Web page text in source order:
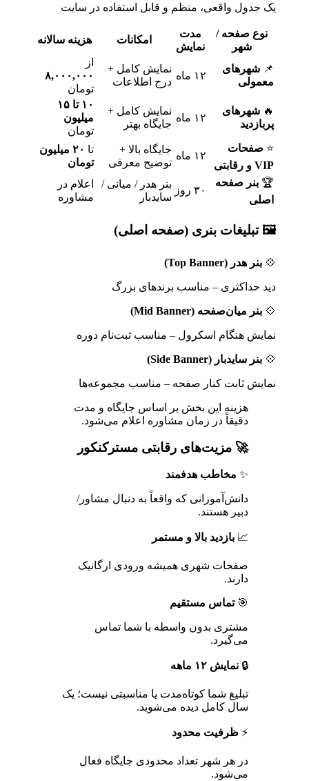
یک جدول واقعی، منظم و قابل استفاده در سایت
نوع صفحه /
شهر
مدت
نمایش
امکانات هزینه سالانه
📌 شهرهای
معمولی
۱۲ ماه
نمایش کامل +
درج اطلاعات
از
۸,۰۰۰,۰۰۰
تومان
🔥 شهرهای
پربازدید
۱۲ ماه
نمایش کامل +
جایگاه بهتر
۱۰ تا ۱۵
میلیون
تومان
⭐ صفحات
VIP و رقابتی
۱۲ ماه
جایگاه بالا +
توضیح معرفی
تا
۲۰ میلیون
تومان
🏆 بنر صفحه
اصلی
۳۰ روز
بنر هدر / میانی /
سایدبار
اعلام در
مشاوره
🖼 تبلیغات بنری (صفحه اصلی)
💠 بنر هدر (Top Banner)
دید حداکثری – مناسب برندهای بزرگ
💠 بنر میان‌صفحه (Mid Banner)
نمایش هنگام اسکرول – مناسب ثبت‌نام دوره
💠 بنر سایدبار (Side Banner)
نمایش ثابت کنار صفحه – مناسب مجموعه‌ها
هزینه این بخش بر اساس جایگاه و مدت
دقیقاً در زمان مشاوره اعلام می‌شود.
🚀 مزیت‌های رقابتی مسترکنکور
✨ مخاطب هدفمند
دانش‌آموزانی که واقعاً به دنبال مشاور/
دبیر هستند.
📈 بازدید بالا و مستمر
صفحات شهری همیشه ورودی ارگانیک
دارند.
🎯تماس مستقیم
مشتری بدون واسطه با شما تماس
می‌گیرد.
🔒 نمایش ۱۲ ماهه
تبلیغ شما کوتاه‌مدت یا مناسبتی نیست؛ یک
سال کامل دیده می‌شوید.
⚡ ظرفیت محدود
در هر شهر تعداد محدودی جایگاه فعال
می‌شود.